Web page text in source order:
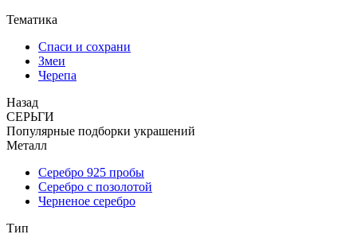
Тематика
Спаси и сохрани
Змеи
Черепа
Назад
СЕРЬГИ
Популярные подборки украшений
Металл
Серебро 925 пробы
Серебро с позолотой
Черненое серебро
Тип